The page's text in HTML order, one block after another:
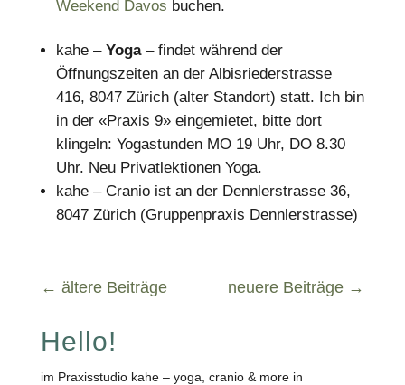
Weekend Davos buchen.
kahe – Yoga– findet während der
Öffnungszeiten an der Albisriederstrasse
416, 8047 Zürich (alter Standort) statt. Ich bin
in der «Praxis 9» eingemietet, bitte dort
klingeln: Yogastunden MO 19 Uhr, DO 8.30
Uhr. Neu Privatlektionen Yoga.
kahe – Cranio ist an der Dennlerstrasse 36,
8047 Zürich (Gruppenpraxis Dennlerstrasse)
← ältere Beiträge neuere Beiträge →
Hello!
im Praxisstudio kahe – yoga, cranio & more in